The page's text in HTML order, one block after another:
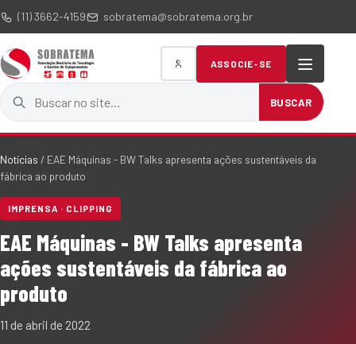
(11) 3662-4159 sobratema@sobratema.org.br
Buscar no site
BUSCAR
ASSOCIE-SE
Notícias / EAE Máquinas - BW Talks apresenta ações sustentáveis da
fábrica ao produto
IMPRENSA · CLIPPING
EAE Máquinas - BW Talks apresenta
ações sustentáveis da fábrica ao
produto
11 de abril de 2022